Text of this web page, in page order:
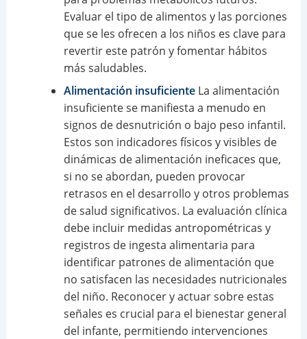
Evaluar el tipo de alimentos y las porciones
que se les ofrecen a los niños es clave para
revertir este patrón y fomentar hábitos
más saludables.
Alimentación insuficienteLa alimentación
insuficiente se manifiesta a menudo en
signos de desnutrición o bajo peso infantil.
Estos son indicadores físicos y visibles de
dinámicas de alimentación ineficaces que,
si no se abordan, pueden provocar
retrasos en el desarrollo y otros problemas
de salud significativos. La evaluación clínica
debe incluir medidas antropométricas y
registros de ingesta alimentaria para
identificar patrones de alimentación que
no satisfacen las necesidades nutricionales
del niño. Reconocer y actuar sobre estas
señales es crucial para el bienestar general
del infante, permitiendo intervenciones